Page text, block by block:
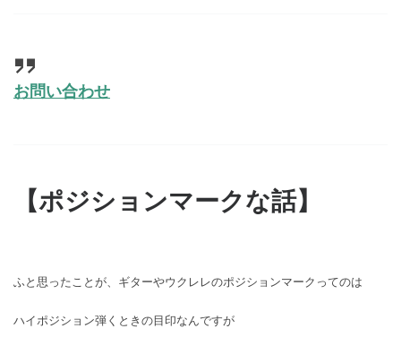
お問い合わせ
【ポジションマークな話】
ふと思ったことが、ギターやウクレレのポジションマークってのは
ハイポジション弾くときの目印なんですが